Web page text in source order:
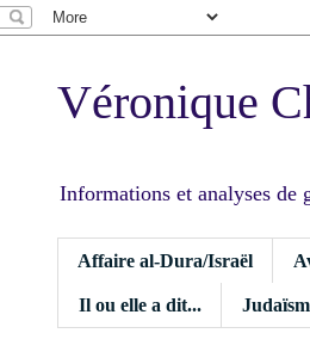
Véronique
Informations et analyses
Affaire al-Dura/Israël
Il ou elle a dit...